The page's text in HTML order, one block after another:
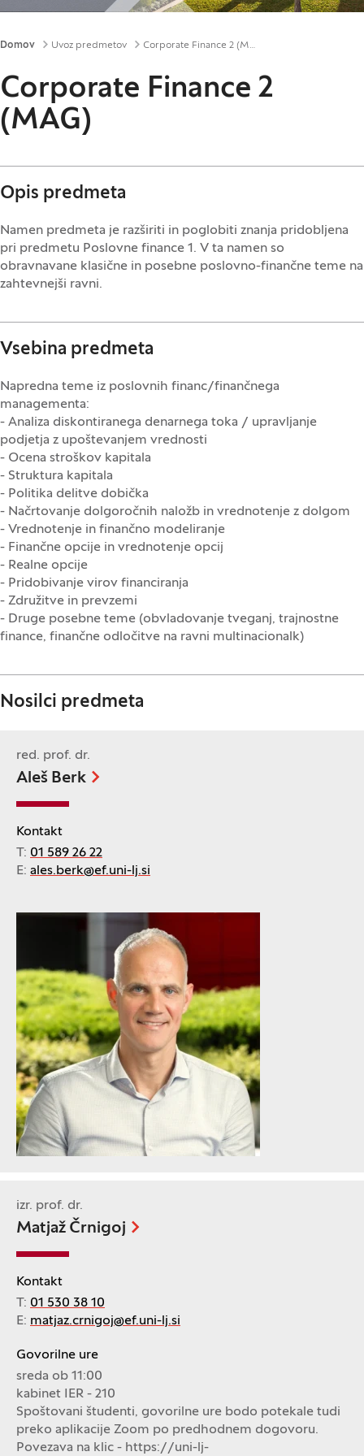
Drobtinice
Domov Uvoz predmetov Corporate Finance 2 (MAG)
Corporate Finance 2
(MAG)
Opis predmeta
Namen predmeta je razširiti in poglobiti znanja pridobljena
pri predmetu Poslovne finance 1. V ta namen so
obravnavane klasične in posebne poslovno-finančne teme na
zahtevnejši ravni.
Vsebina predmeta
Napredna teme iz poslovnih financ/finančnega
managementa:
- Analiza diskontiranega denarnega toka / upravljanje
podjetja z upoštevanjem vrednosti
- Ocena stroškov kapitala
- Struktura kapitala
- Politika delitve dobička
- Načrtovanje dolgoročnih naložb in vrednotenje z dolgom
- Vrednotenje in finančno modeliranje
- Finančne opcije in vrednotenje opcij
- Realne opcije
- Pridobivanje virov financiranja
- Združitve in prevzemi
- Druge posebne teme (obvladovanje tveganj, trajnostne
finance, finančne odločitve na ravni multinacionalk)
Nosilci predmeta
red. prof. dr.
Aleš Berk
Kontakt
T: 01 589 26 22
E: ales.berk@ef.uni-lj.si
izr. prof. dr.
Matjaž Črnigoj
Kontakt
T: 01 530 38 10
E: matjaz.crnigoj@ef.uni-lj.si
Govorilne ure
sreda ob 11:00
kabinet IER - 210
Spoštovani študenti, govorilne ure bodo potekale tudi
preko aplikacije Zoom po predhodnem dogovoru.
Povezava na klic - https://uni-lj-